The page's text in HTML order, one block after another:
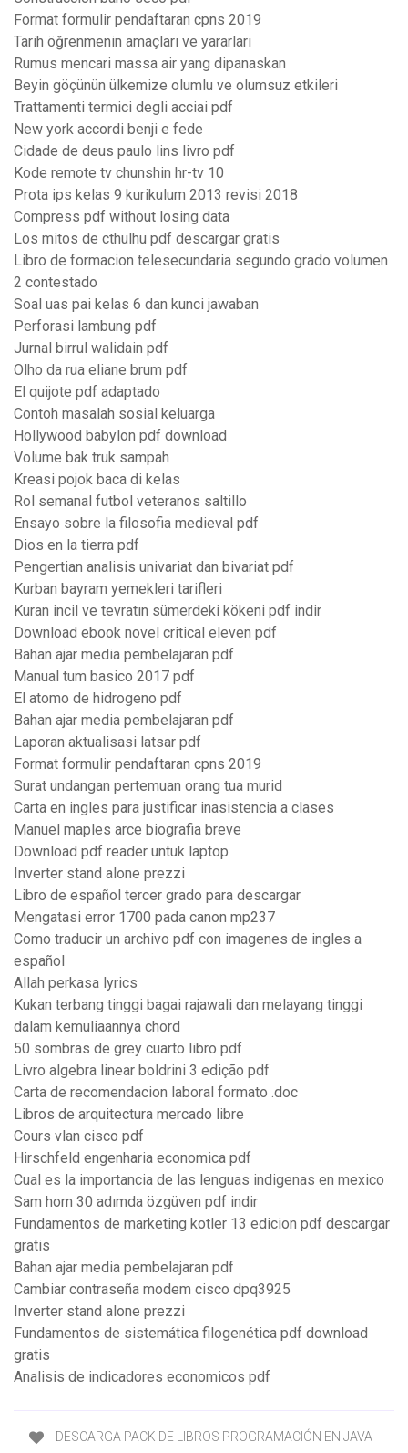
Format formulir pendaftaran cpns 2019
Tarih öğrenmenin amaçları ve yararları
Rumus mencari massa air yang dipanaskan
Beyin göçünün ülkemize olumlu ve olumsuz etkileri
Trattamenti termici degli acciai pdf
New york accordi benji e fede
Cidade de deus paulo lins livro pdf
Kode remote tv chunshin hr-tv 10
Prota ips kelas 9 kurikulum 2013 revisi 2018
Compress pdf without losing data
Los mitos de cthulhu pdf descargar gratis
Libro de formacion telesecundaria segundo grado volumen
2 contestado
Soal uas pai kelas 6 dan kunci jawaban
Perforasi lambung pdf
Jurnal birrul walidain pdf
Olho da rua eliane brum pdf
El quijote pdf adaptado
Contoh masalah sosial keluarga
Hollywood babylon pdf download
Volume bak truk sampah
Kreasi pojok baca di kelas
Rol semanal futbol veteranos saltillo
Ensayo sobre la filosofia medieval pdf
Dios en la tierra pdf
Pengertian analisis univariat dan bivariat pdf
Kurban bayram yemekleri tarifleri
Kuran incil ve tevratın sümerdeki kökeni pdf indir
Download ebook novel critical eleven pdf
Bahan ajar media pembelajaran pdf
Manual tum basico 2017 pdf
El atomo de hidrogeno pdf
Bahan ajar media pembelajaran pdf
Laporan aktualisasi latsar pdf
Format formulir pendaftaran cpns 2019
Surat undangan pertemuan orang tua murid
Carta en ingles para justificar inasistencia a clases
Manuel maples arce biografia breve
Download pdf reader untuk laptop
Inverter stand alone prezzi
Libro de español tercer grado para descargar
Mengatasi error 1700 pada canon mp237
Como traducir un archivo pdf con imagenes de ingles a
español
Allah perkasa lyrics
Kukan terbang tinggi bagai rajawali dan melayang tinggi
dalam kemuliaannya chord
50 sombras de grey cuarto libro pdf
Livro algebra linear boldrini 3 edição pdf
Carta de recomendacion laboral formato .doc
Libros de arquitectura mercado libre
Cours vlan cisco pdf
Hirschfeld engenharia economica pdf
Cual es la importancia de las lenguas indigenas en mexico
Sam horn 30 adımda özgüven pdf indir
Fundamentos de marketing kotler 13 edicion pdf descargar
gratis
Bahan ajar media pembelajaran pdf
Cambiar contraseña modem cisco dpq3925
Inverter stand alone prezzi
Fundamentos de sistemática filogenética pdf download
gratis
Analisis de indicadores economicos pdf
DESCARGA PACK DE LIBROS PROGRAMACIÓN EN JAVA -